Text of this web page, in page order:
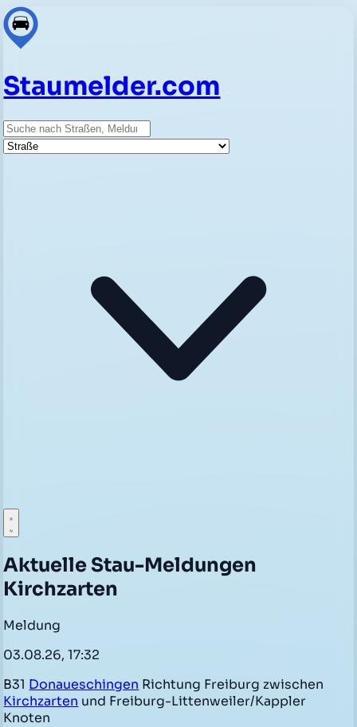
Staumelder.com
Suche
Straße
Aktuelle Stau-Meldungen
Kirchzarten
Meldung
03.08.26, 17:32
B31 Donaueschingen Richtung Freiburg zwischen
Kirchzarten und Freiburg-Littenweiler/Kappler
Knoten